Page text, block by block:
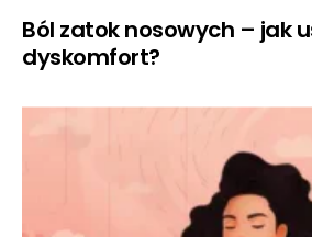
Ból zatok nosowych – jak
dyskomfort?